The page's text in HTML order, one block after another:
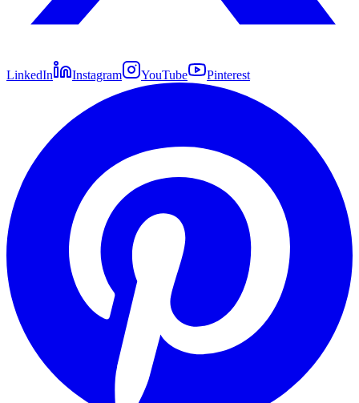
LinkedIn Instagram YouTube Pinterest